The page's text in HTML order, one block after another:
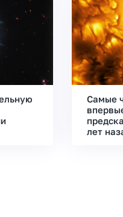
Самые
лет